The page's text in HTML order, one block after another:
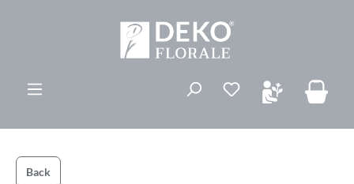
Du har 0
Back